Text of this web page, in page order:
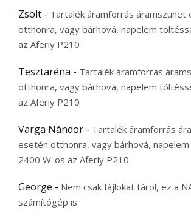
Zsolt - Tartalék áramforrás áramszünet
otthonra, vagy bárhová, napelem
az Aferiy P210
Tesztaréna - Tartalék áramforrás
otthonra, vagy bárhová, napelem
az Aferiy P210
Varga Nándor - Tartalék áramforrás
esetén otthonra, vagy bárhová,
2400 W-os az Aferiy P210
George - Nem csak fájlokat tárol, ez a
számítógép is